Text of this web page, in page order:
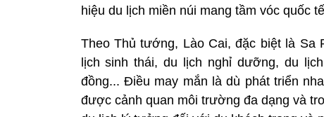
hiệu du lịch miền núi mang tầm vóc quốc
Theo Thủ tướng, Lào Cai, đặc biệt là Sa
lịch sinh thái, du lịch nghỉ dưỡng, du
đồng... Điều may mắn là dù phát triển
được cảnh quan môi trường đa dạng và